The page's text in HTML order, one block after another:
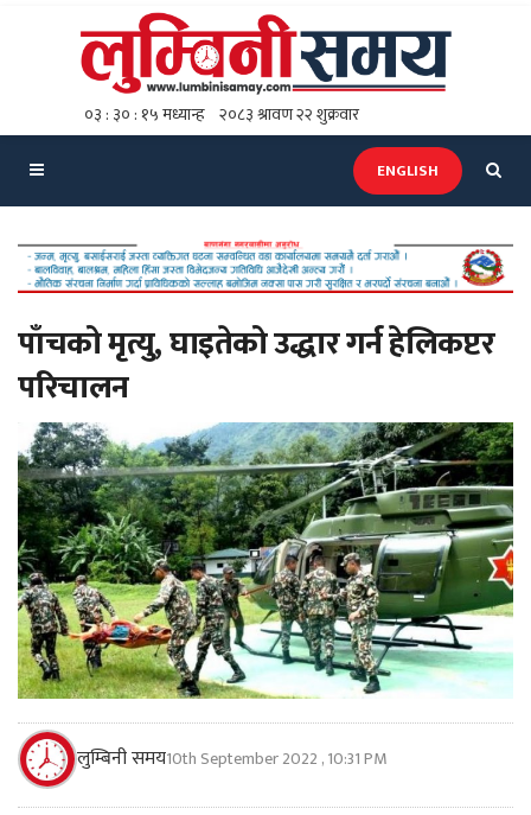
ENGLISH
पाँचको मृत्यु, घाइतेको उद्धार गर्न हेलिकप्टर
परिचालन
लुम्बिनी समय10th September 2022 , 10:31 PM